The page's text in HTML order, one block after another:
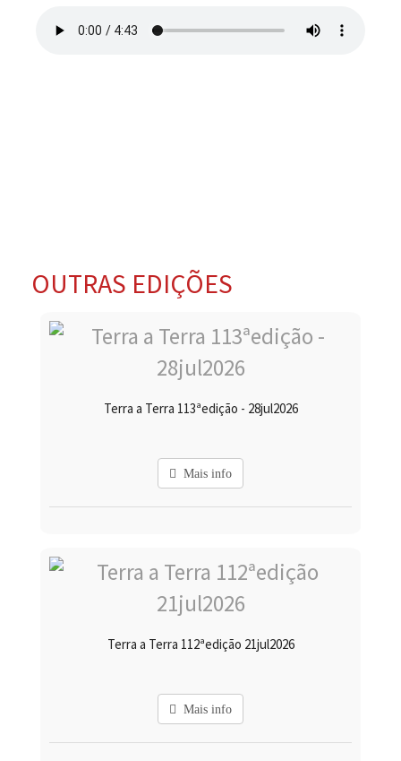
OUTRAS EDIÇÕES
Terra a Terra 113ªedição - 28jul2026
Mais info
Terra a Terra 112ªedição 21jul2026
Mais info